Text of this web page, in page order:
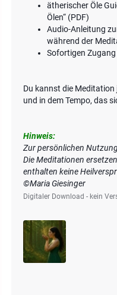
ätherischer Öle
Ölen“ (PDF)
Audio-Anleitung
während der
Sofortigen
Du kannst die
und in dem Tempo, das
Hinweis:
Zur persönlichen
Die Meditationen
enthalten keine
©Maria Giesinger
Digitaler Download - kein